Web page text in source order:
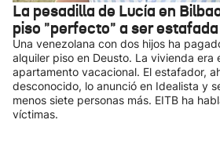
La pesadilla de Lucía en
piso "perfecto" a ser
Una venezolana con dos hijos ha
alquiler piso en Deusto. La vivienda era
apartamento vacacional. El estafador,
desconocido, lo anunció en Idealista y
menos siete personas más. EITB ha
víctimas.